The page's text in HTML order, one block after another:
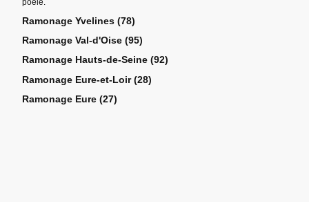
Ramonage Yvelines (78)
Ramonage Val-d'Oise (95)
Ramonage Hauts-de-Seine (92)
Ramonage Eure-et-Loir (28)
Ramonage Eure (27)